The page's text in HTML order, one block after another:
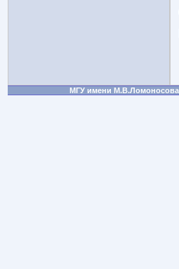
МГУ имени М.В.Ломоносова,